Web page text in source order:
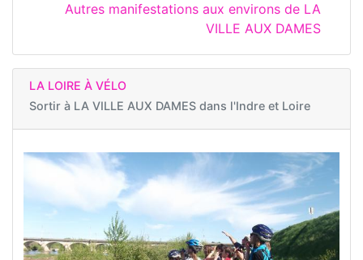
Autres manifestations aux environs de LA
VILLE AUX DAMES
LA LOIRE À VÉLO
Sortir à LA VILLE AUX DAMES dans l'Indre et Loire